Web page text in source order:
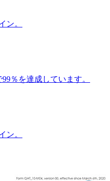
ン。
％を達成しています。
ン。